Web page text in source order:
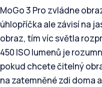
MoGo 3 Pro zvládne
úhlopříčka ale závisí na
obraz, tím víc světla
450 ISO lumenů je
pokud chcete čitelný
na zatemněné zdi doma